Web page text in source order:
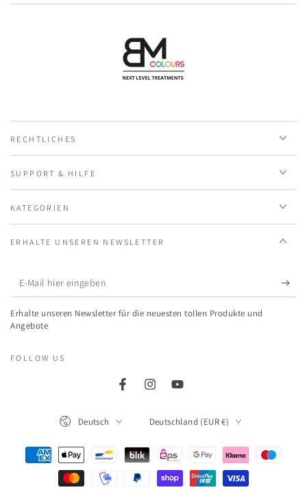
RECHTLICHES
SUPPORT & HILFE
KATEGORIEN
ERHALTE UNSEREN NEWSLETTER
E-
Mail
hier
Erhalte unseren Newsletter für die neuesten tollen Produkte und
Angebote
FOLLOW US
FacebookInstagramYouTube
Deutsch Deutschland (EUR €)
Zahlungsmöglichkeiten